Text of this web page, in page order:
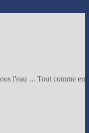
l'eau ... Tout comme en